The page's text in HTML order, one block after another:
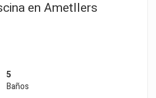
en Ametllers
5
Baños